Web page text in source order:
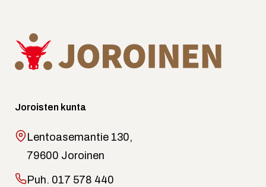
Joroisten kunta
Lentoasemantie 130,
79600 Joroinen
Puh. 017 578 440